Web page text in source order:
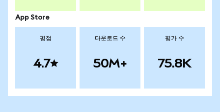
App Store
평점
4.7
다운로드 수
50M+
평가 수
75.8K